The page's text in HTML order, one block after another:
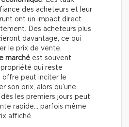
des acheteurs et leur
ont un impact direct
Des acheteurs plus
davantage, ce qui
le prix de vente.
marché est souvent
qui reste
offre peut inciter le
son prix, alors qu’une
les premiers jours peut
rapide… parfois même
affiché.